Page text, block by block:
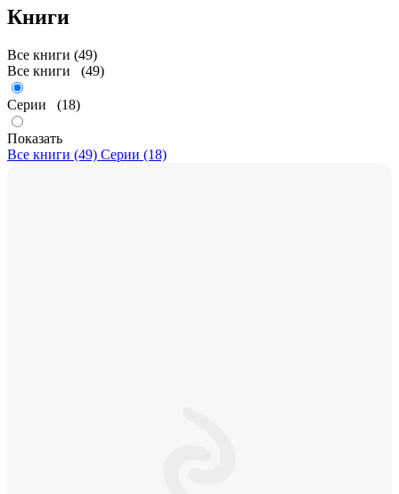
Книги
Все книги (49)
Все книги (49)
Серии (18)
Показать
Все книги (49) Серии (18)